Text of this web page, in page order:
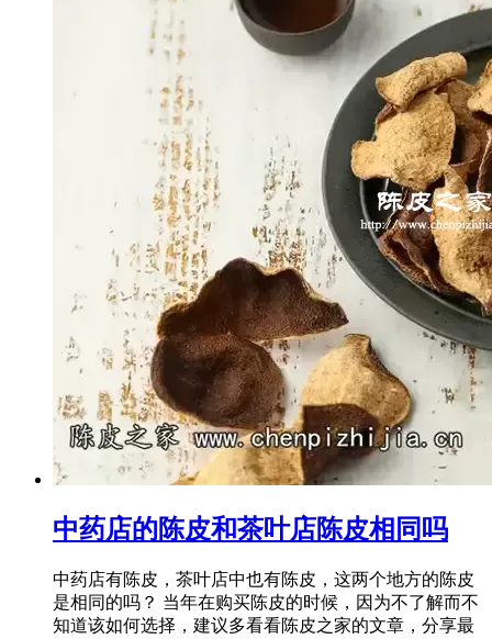
中药店的陈皮和茶叶店陈皮相同吗
中药店有陈皮，茶叶店中也有陈皮，这两个地方的陈皮
是相同的吗？ 当年在购买陈皮的时候，因为不了解而不
知道该如何选择，建议多看看陈皮之家的文章，分享最